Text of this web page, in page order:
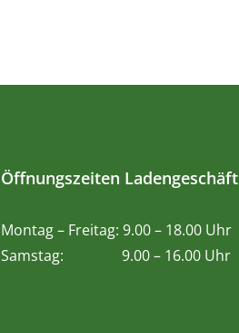
Öffnungszeiten Ladengeschäft
Montag – Freitag: 9.00 – 18.00 Uhr
Samstag: 9.00 – 16.00 Uhr